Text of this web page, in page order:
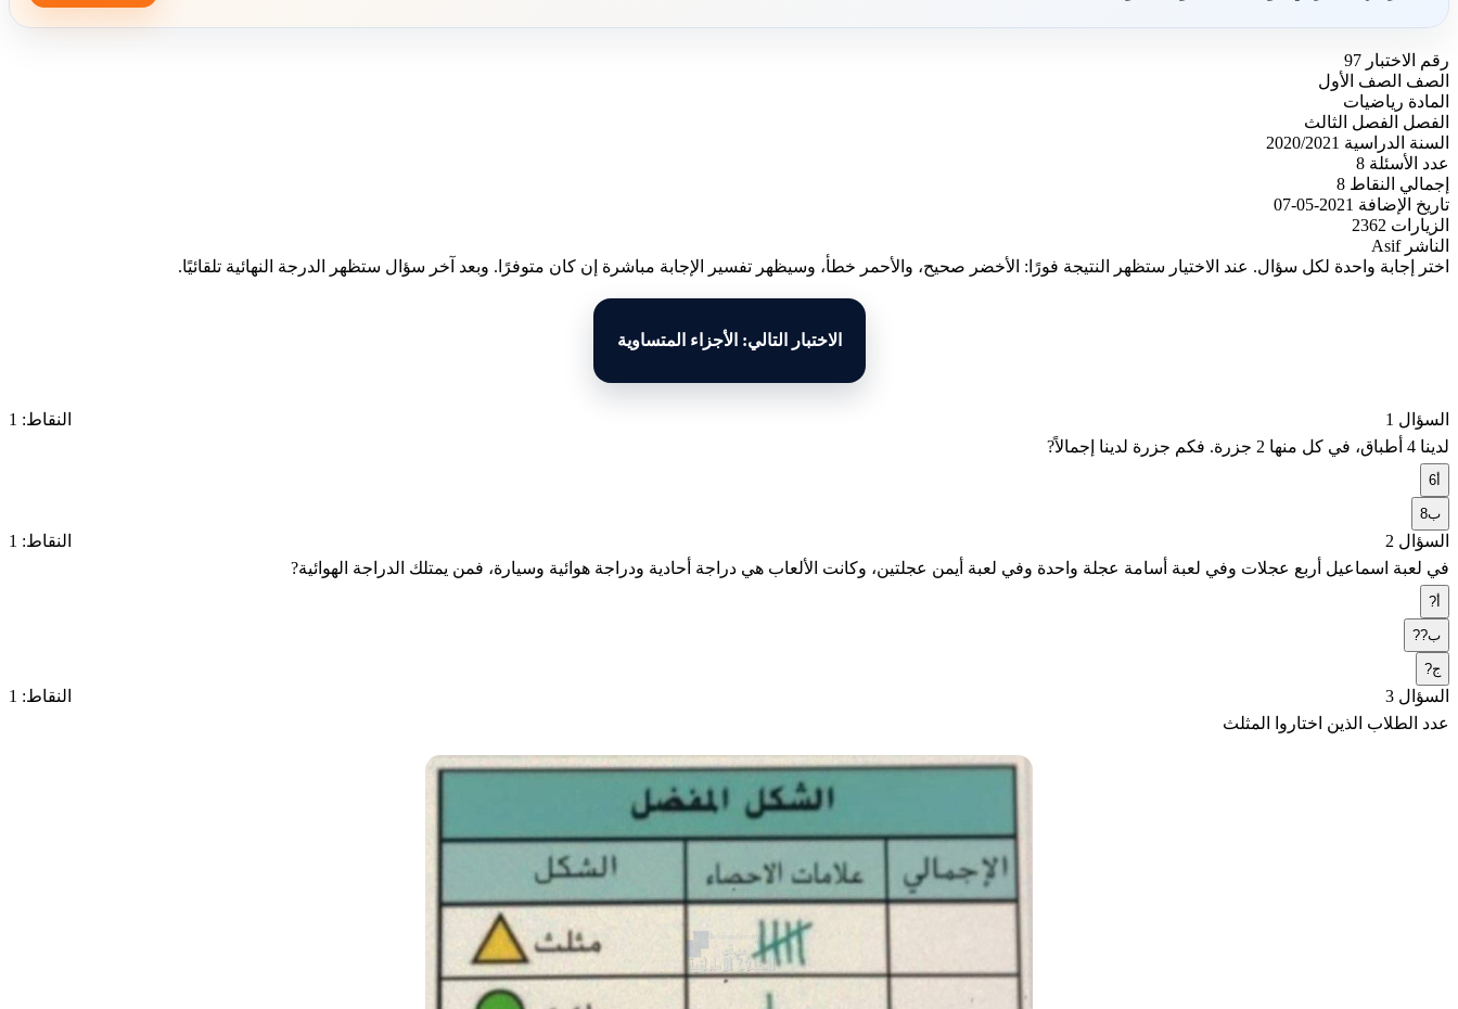
رقم الاختبار 97
الصف الصف الأول
المادة رياضيات
الفصل الفصل الثالث
السنة الدراسية 2020/2021
عدد الأسئلة 8
إجمالي النقاط 8
تاريخ الإضافة 2021-05-07
الزيارات 2362
الناشر Asif
اختر إجابة واحدة لكل سؤال. عند الاختيار ستظهر النتيجة فورًا: الأخضر صحيح، والأحمر خطأ، وسيظهر تفسير الإجابة مباشرة إن كان متوفرًا. وبعد آخر سؤال ستظهر الدرجة النهائية تلقائيًا.
الاختبار التالي: الأجزاء المتساوية
السؤال 1
النقاط: 1
لدينا 4 أطباق، في كل منها 2 جزرة. فكم جزرة لدينا إجمالاً?
أ6
ب8
السؤال 2
النقاط: 1
في لعبة اسماعيل أربع عجلات وفي لعبة أسامة عجلة واحدة وفي لعبة أيمن عجلتين، وكانت الألعاب هي دراجة أحادية ودراجة هوائية وسيارة، فمن يمتلك الدراجة الهوائية?
أ?
ب??
ج?
السؤال 3
النقاط: 1
عدد الطلاب الذين اختاروا المثلث